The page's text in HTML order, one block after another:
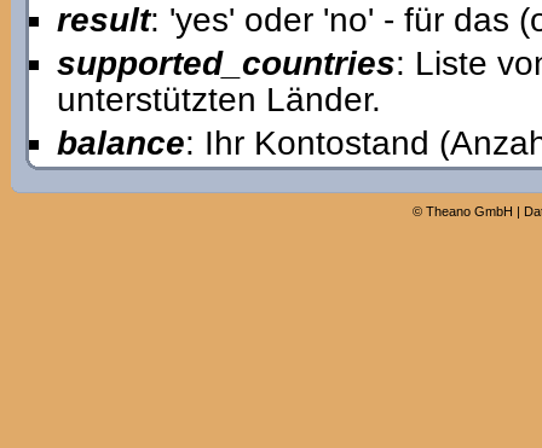
result: 'yes' oder 'no' - für das
supported_countries: Liste
unterstützten Länder.
balance: Ihr Kontostand
© Theano GmbH |